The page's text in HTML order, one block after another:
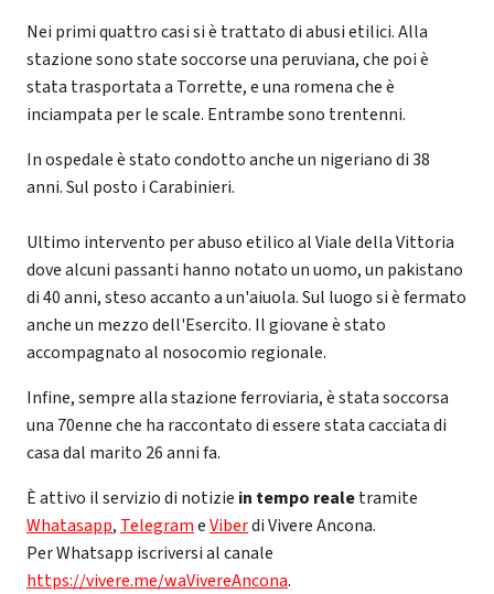
Nei primi quattro casi si è trattato di abusi etilici. Alla
stazione sono state soccorse una peruviana, che poi è
stata trasportata a Torrette, e una romena che è
inciampata per le scale. Entrambe sono trentenni.
In ospedale è stato condotto anche un nigeriano di 38
anni. Sul posto i Carabinieri.
Ultimo intervento per abuso etilico al Viale della Vittoria
dove alcuni passanti hanno notato un uomo, un pakistano
di 40 anni, steso accanto a un'aiuola. Sul luogo si è fermato
anche un mezzo dell'Esercito. Il giovane è stato
accompagnato al nosocomio regionale.
Infine, sempre alla stazione ferroviaria, è stata soccorsa
una 70enne che ha raccontato di essere stata cacciata di
casa dal marito 26 anni fa.
È attivo il servizio di notizie in tempo realetramite
Whatasapp, TelegrameViberdi Vivere Ancona.
Per Whatsapp iscriversi al canale
https://vivere.me/waVivereAncona.